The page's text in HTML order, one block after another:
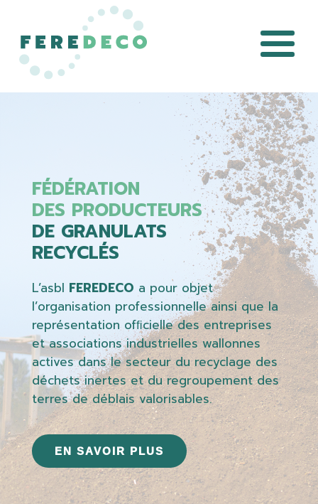
FÉDÉRATION
DES PRODUCTEURS
DE GRANULATS
RECYCLÉS
L’asbl FEREDECO a pour objet
l’organisation professionnelle ainsi que la
représentation ofﬁcielle des entreprises
et associations industrielles wallonnes
actives dans le secteur du recyclage des
déchets inertes et du regroupement des
terres de déblais valorisables.
EN SAVOIR PLUS